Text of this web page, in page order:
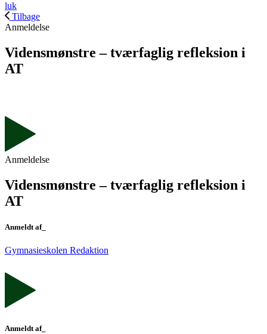
luk
Tilbage
Anmeldelse
Vidensmønstre – tværfaglig refleksion i
AT
Anmeldelse
Vidensmønstre – tværfaglig refleksion i
AT
Anmeldt af_
Gymnasieskolen Redaktion
Anmeldt af_